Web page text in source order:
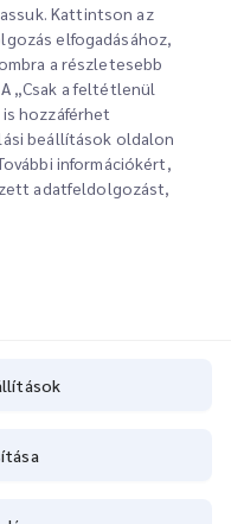
Kattintson az
elfogadásához,
a részletesebb
„Csak a feltétlenül
hozzáférhet
beállítások oldalon
információkért,
adatfeldolgozást,